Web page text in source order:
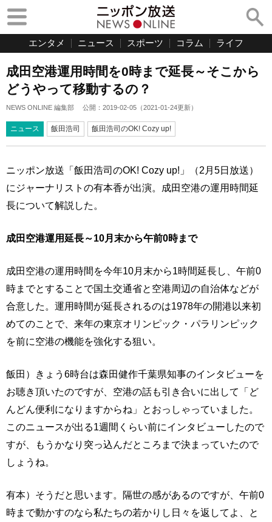
エンタメ ニュース スポーツ コラム ライフ
成田空港運用時間を0時まで延長～そこから
どうやって移動するの？
NEWS ONLINE 編集部 公開： 2019-02-05 （2021-01-24更新）
ニュース 飯田浩司 飯田浩司のOK! Cozy up!
ニッポン放送「飯田浩司のOK! Cozy up!」（2月5日放送）
にジャーナリストの有本香が出演。成田空港の運用時間延
長について解説した。
成田空港運用延長～10月末から午前0時まで
成田空港の運用時間を今年10月末から1時間延長し、午前0
時までとすることで国土交通省と空港周辺の自治体などが
合意した。運用時間が延長されるのは1978年の開港以来初
めてのことで、来年の東京オリンピック・パラリンピック
を前に空港の機能を強化する狙い。
飯田）きょう6時台は森田健作千葉県知事のインタビューを
お聴き頂いたのですが、空港の話も引き合いに出して「ど
んどん便利になりますからね」とおっしゃっていました。
このニュースが出る1週間くらい前にインタビューしたので
すが、もうかなり突っ込んだところまで決まっていたので
しょうね。
有本）そうだと思います。隔世の感があるのですが、午前0
時まで動かすのなら私たちの若かりし日々を返してよ、と